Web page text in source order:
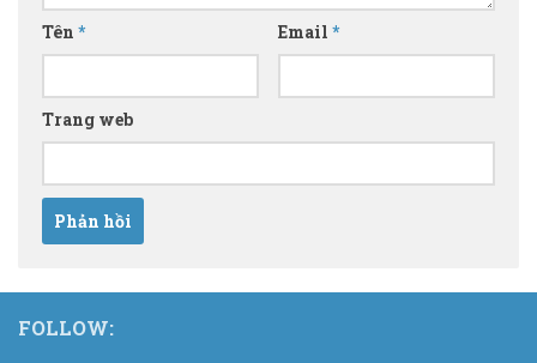
Tên * Email *
Trang web
FOLLOW: